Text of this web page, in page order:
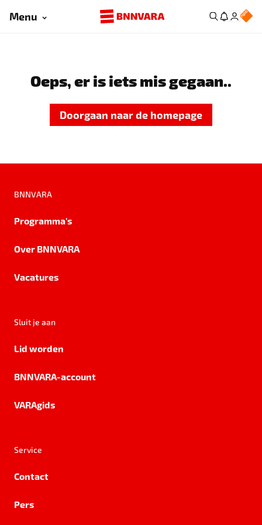
Menu
Oeps, er is iets mis gegaan..
Doorgaan naar de homepage
BNNVARA
Programma's
Over BNNVARA
Vacatures
Sluit je aan
Lid worden
BNNVARA-account
VARAgids
Service
Contact
Pers